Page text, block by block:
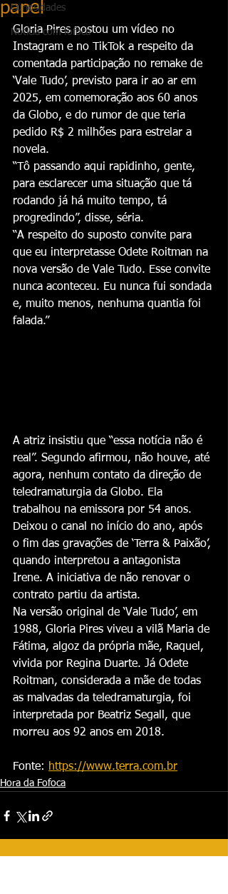
Curiosidades
Notícia com fofoca
papel
Gloria Pires postou um vídeo no
Instagram e no TikTok a respeito da
comentada participação no remake de
‘Vale Tudo’, previsto para ir ao ar em
2025, em comemoração aos 60 anos
da Globo, e do rumor de que teria
pedido R$ 2 milhões para estrelar a
novela.
“Tô passando aqui rapidinho, gente,
para esclarecer uma situação que tá
rodando já há muito tempo, tá
progredindo”, disse, séria.
“A respeito do suposto convite para
que eu interpretasse Odete Roitman na
nova versão de Vale Tudo. Esse convite
nunca aconteceu. Eu nunca fui sondada
e, muito menos, nenhuma quantia foi
falada.”
A atriz insistiu que “essa notícia não é
real”. Segundo afirmou, não houve, até
agora, nenhum contato da direção de
teledramaturgia da Globo. Ela
trabalhou na emissora por 54 anos.
Deixou o canal no início do ano, após
o fim das gravações de ‘Terra & Paixão’,
quando interpretou a antagonista
Irene. A iniciativa de não renovar o
contrato partiu da artista.
Na versão original de ‘Vale Tudo’, em
1988, Gloria Pires viveu a vilã Maria de
Fátima, algoz da própria mãe, Raquel,
vivida por Regina Duarte. Já Odete
Roitman, considerada a mãe de todas
as malvadas da teledramaturgia, foi
interpretada por Beatriz Segall, que
morreu aos 92 anos em 2018.
Fonte: https://www.terra.com.br
Hora da Fofoca